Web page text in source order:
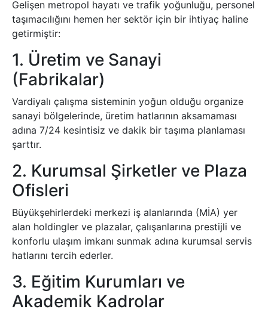
Gelişen metropol hayatı ve trafik yoğunluğu, personel
taşımacılığını hemen her sektör için bir ihtiyaç haline
getirmiştir:
1. Üretim ve Sanayi
(Fabrikalar)
Vardiyalı çalışma sisteminin yoğun olduğu organize
sanayi bölgelerinde, üretim hatlarının aksamaması
adına 7/24 kesintisiz ve dakik bir taşıma planlaması
şarttır.
2. Kurumsal Şirketler ve Plaza
Ofisleri
Büyükşehirlerdeki merkezi iş alanlarında (MİA) yer
alan holdingler ve plazalar, çalışanlarına prestijli ve
konforlu ulaşım imkanı sunmak adına kurumsal servis
hatlarını tercih ederler.
3. Eğitim Kurumları ve
Akademik Kadrolar